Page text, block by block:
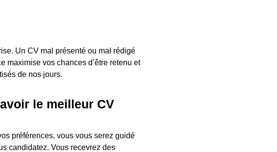
Un CV mal présenté ou mal rédigé
maximise vos chances d’être retenu et
de nos jours.
le meilleur CV
préférences, vous vous serez guidé
candidatez. Vous recevrez des